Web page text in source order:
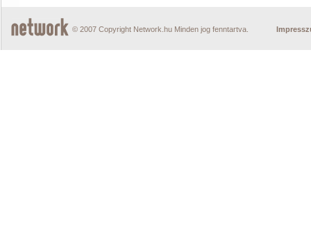
© 2007 Copyright Network.hu Minden jog fenntartva.